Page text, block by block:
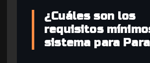
¿Cuáles son los
requisitos
sistema para